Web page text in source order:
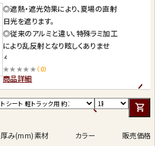
◎遮熱・遮光効果により、夏場の直射
日光を遮ります。
◎従来のアルミと違い、特殊ラミ加工
により乱反射となり眩しくありませ
ん。
◎軽くて、使いやすく、汚れも落ちやす
い。
群。
て
★★★★★ （0）
商品詳細
厚み(mm)素材 カラー
販売価格